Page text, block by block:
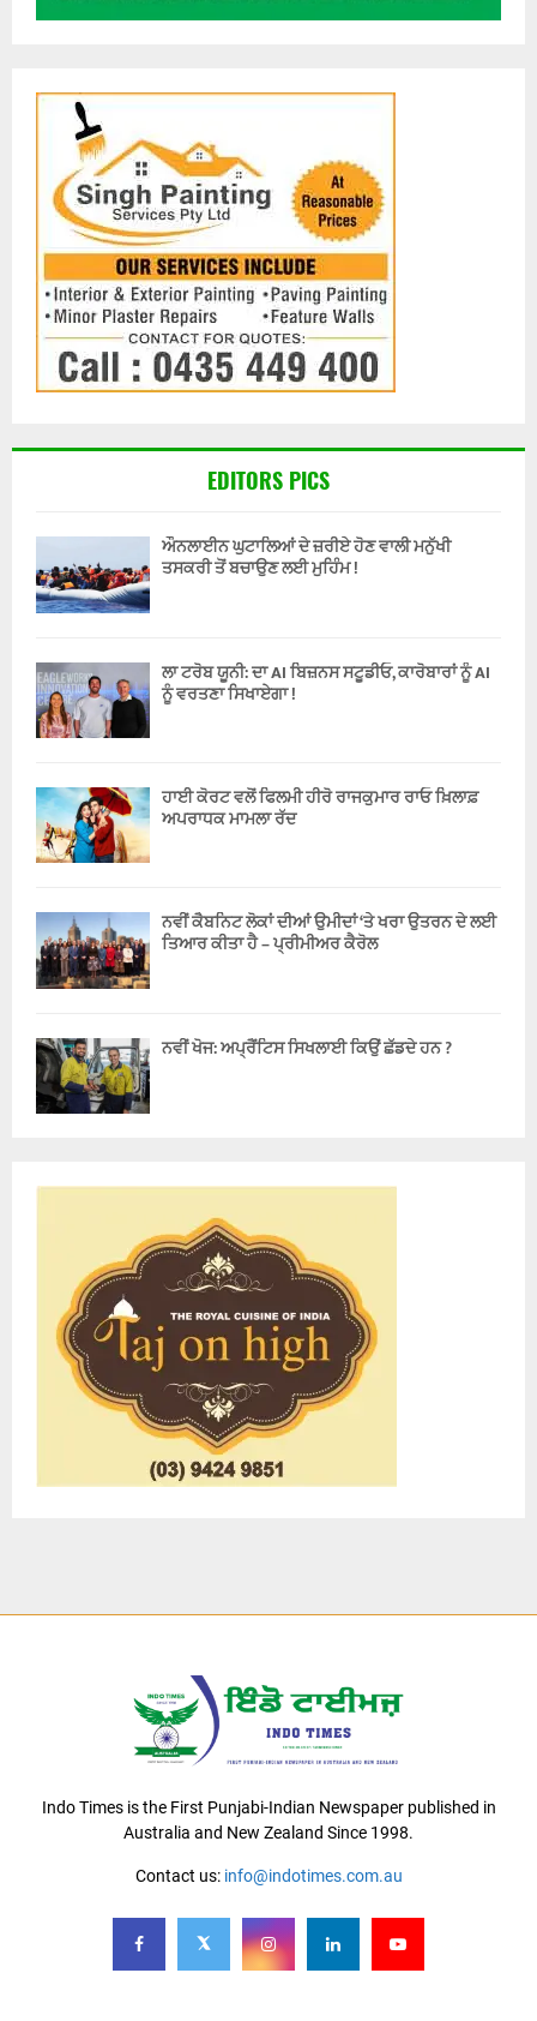
EDITORS PICS
ਔਨਲਾਈਨ ਘੁਟਾਲਿਆਂ ਦੇ ਜ਼ਰੀਏ ਹੋਣ ਵਾਲੀ ਮਨੁੱਖੀ
ਤਸਕਰੀ ਤੋਂ ਬਚਾਉਣ ਲਈ ਮੁਹਿੰਮ !
ਲਾ ਟਰੋਬ ਯੂਨੀ: ਦਾ AI ਬਿਜ਼ਨਸ ਸਟੂਡੀਓ, ਕਾਰੋਬਾਰਾਂ ਨੂੰ AI
ਨੂੰ ਵਰਤਣਾ ਸਿਖਾਏਗਾ !
ਹਾਈ ਕੋਰਟ ਵਲੋਂ ਫਿਲਮੀ ਹੀਰੋ ਰਾਜਕੁਮਾਰ ਰਾਓ ਖ਼ਿਲਾਫ਼
ਅਪਰਾਧਕ ਮਾਮਲਾ ਰੱਦ
ਨਵੀਂ ਕੈਬਨਿਟ ਲੋਕਾਂ ਦੀਆਂ ਉਮੀਦਾਂ ‘ਤੇ ਖਰਾ ਉਤਰਨ ਦੇ ਲਈ
ਤਿਆਰ ਕੀਤਾ ਹੈ – ਪ੍ਰੀਮੀਅਰ ਕੈਰੋਲ
ਨਵੀਂ ਖੋਜ: ਅਪ੍ਰੈਂਟਿਸ ਸਿਖਲਾਈ ਕਿਉਂ ਛੱਡਦੇ ਹਨ ?
Indo Times is the First Punjabi-Indian Newspaper published in
Australia and New Zealand Since 1998.
Contact us: info@indotimes.com.au